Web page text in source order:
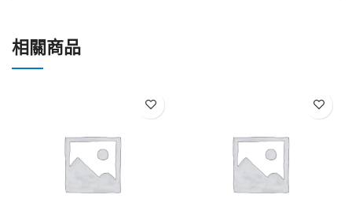
相關商品